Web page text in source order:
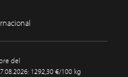
del
1292,30 €/100 kg